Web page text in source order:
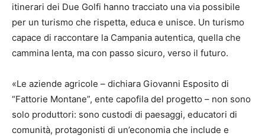
itinerari dei Due Golfi hanno tracciato una via possibile
per un turismo che rispetta, educa e unisce. Un turismo
capace di raccontare la Campania autentica, quella che
cammina lenta, ma con passo sicuro, verso il futuro.
«Le aziende agricole – dichiara Giovanni Esposito di
“Fattorie Montane”, ente capofila del progetto – non sono
solo produttori: sono custodi di paesaggi, educatori di
comunità, protagonisti di un’economia che include e